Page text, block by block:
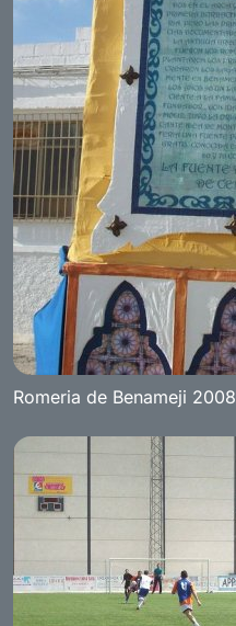
Romeria de Benameji 2008